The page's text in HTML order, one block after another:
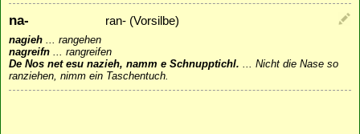
na- ran- (Vorsilbe)
nagieh ... rangehen
nagreifn ... rangreifen
De Nos net esu nazieh, namm e Schnupptichl. ... Nicht die Nase so
ranziehen, nimm ein Taschentuch.